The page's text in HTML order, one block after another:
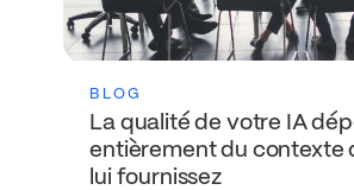
BLOG
La qualité de votre IA
entièrement du contexte
lui fournissez